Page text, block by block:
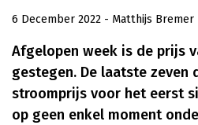
6 December 2022 - Matthijs Bremer
Afgelopen week is de prijs
gestegen. De laatste zeven
stroomprijs voor het eerst
op geen enkel moment